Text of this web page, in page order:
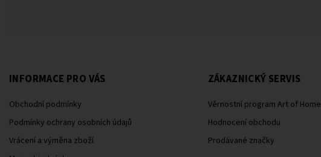
INFORMACE PRO VÁS
Obchodní podmínky
Podmínky ochrany osobních údajů
Vrácení a výměna zboží
ZÁKAZNICKÝ SERVIS
Věrnostní program Art of Home
Hodnocení obchodu
Prodávané značky